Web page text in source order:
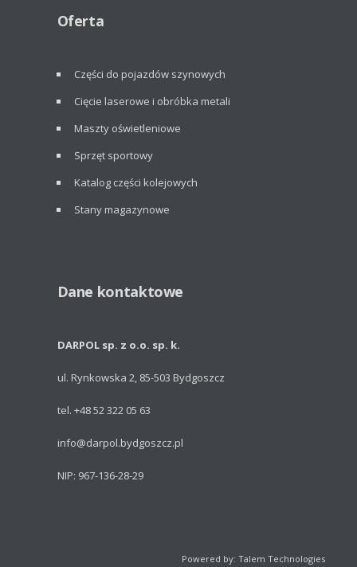
Oferta
Części do pojazdów szynowych
Cięcie laserowe i obróbka metali
Maszty oświetleniowe
Sprzęt sportowy
Katalog części kolejowych
Stany magazynowe
Dane kontaktowe
DARPOL sp. z o.o. sp. k.
ul. Rynkowska 2, 85-503 Bydgoszcz
tel. +48 52 322 05 63
info@darpol.bydgoszcz.pl
NIP: 967-136-28-29
Powered by: Talem Technologies